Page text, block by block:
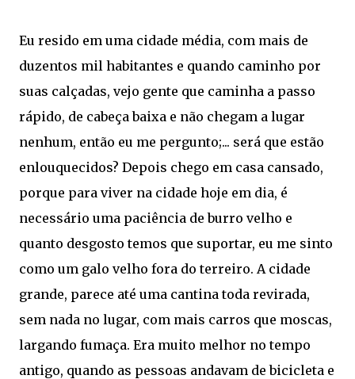
Eu resido em uma cidade média, com mais de
duzentos mil habitantes e quando caminho por
suas calçadas, vejo gente que caminha a passo
rápido, de cabeça baixa e não chegam a lugar
nenhum, então eu me pergunto;... será que estão
enlouquecidos? Depois chego em casa cansado,
porque para viver na cidade hoje em dia, é
necessário uma paciência de burro velho e
quanto desgosto temos que suportar, eu me sinto
como um galo velho fora do terreiro. A cidade
grande, parece até uma cantina toda revirada,
sem nada no lugar, com mais carros que moscas,
largando fumaça. Era muito melhor no tempo
antigo, quando as pessoas andavam de bicicleta e